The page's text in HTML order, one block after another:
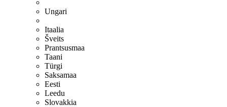
Ungari
Itaalia
Šveits
Prantsusmaa
Taani
Türgi
Saksamaa
Eesti
Leedu
Slovakkia